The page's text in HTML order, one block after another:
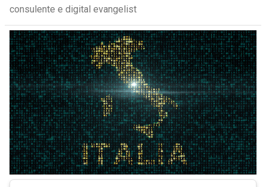
consulente e digital evangelist